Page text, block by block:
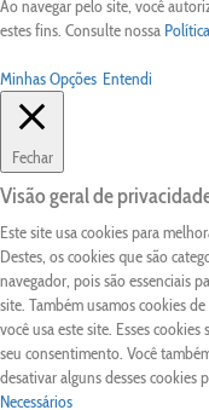
Ao navegar pelo site, você
estes fins. Consulte nossa
Minhas Opções Entendi
Fechar
Visão geral de
Este site usa cookies para
Destes, os cookies que são
navegador, pois são essenciais
site. Também usamos cookies
você usa este site. Esses
seu consentimento. Você
desativar alguns desses cookies
Necessários